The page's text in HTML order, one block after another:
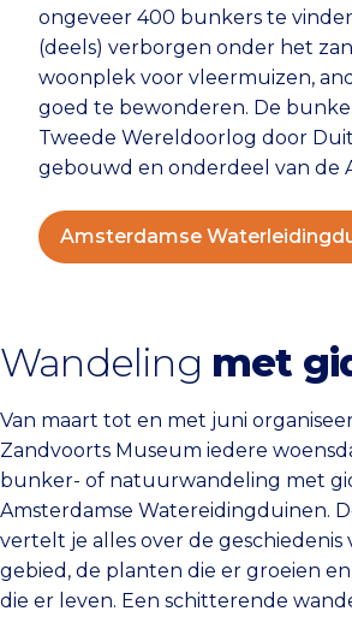
ongeveer 400 bunkers te
(deels) verborgen onder het
woonplek voor vleermuizen,
goed te bewonderen. De
Tweede Wereldoorlog door
gebouwd en onderdeel van de
Amsterdamse
Wandeling met
Van maart tot en met juni
Zandvoorts Museum iedere
bunker- of natuurwandeling met
Amsterdamse Watereidingduinen.
vertelt je alles over de geschiedenis
gebied, de planten die er groeien
die er leven. Een schitterende